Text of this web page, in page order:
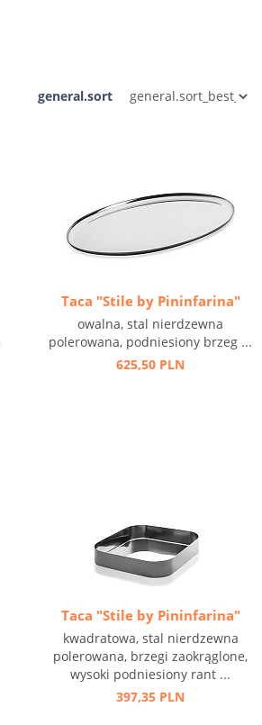
general.sort
Taca "Stile by Pininfarina"
owalna, stal nierdzewna
polerowana, podniesiony brzeg ...
625,50 PLN
Taca "Stile by Pininfarina"
kwadratowa, stal nierdzewna
polerowana, brzegi zaokrąglone,
wysoki podniesiony rant ...
397,35 PLN